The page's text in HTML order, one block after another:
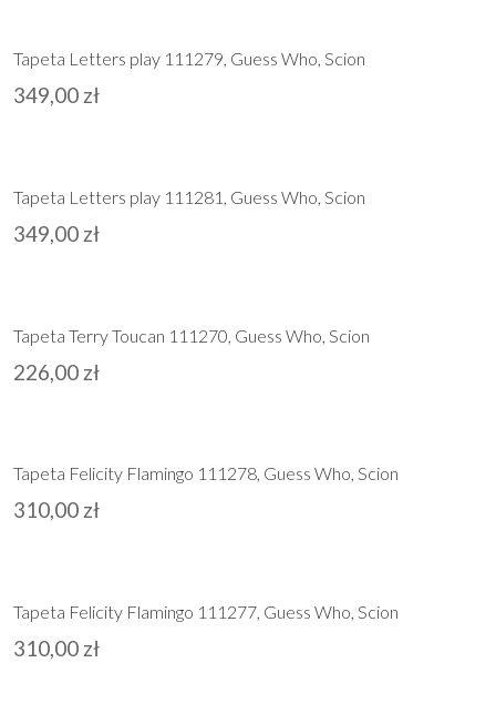
Tapeta Letters play 111279, Guess Who, Scion
349,00 zł
Tapeta Letters play 111281, Guess Who, Scion
349,00 zł
Tapeta Terry Toucan 111270, Guess Who, Scion
226,00 zł
Tapeta Felicity Flamingo 111278, Guess Who, Scion
310,00 zł
Tapeta Felicity Flamingo 111277, Guess Who, Scion
310,00 zł